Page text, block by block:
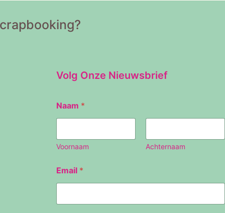
Volg Onze Nieuwsbrief
Naam *
Voornaam Achternaam
m
a
l
Email *